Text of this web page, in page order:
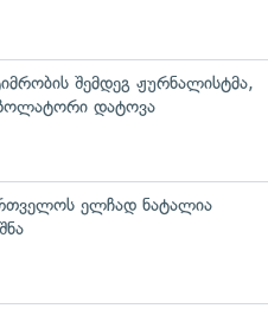
შემდეგ ჟურნალისტმა,
დატოვა
ელჩად ნატალია